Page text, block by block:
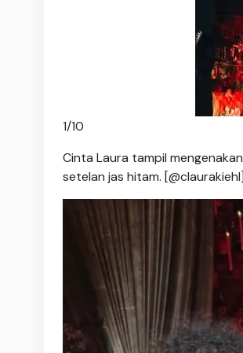
1/10
Cinta Laura tampil
setelan jas hitam. [@claurakiehl]